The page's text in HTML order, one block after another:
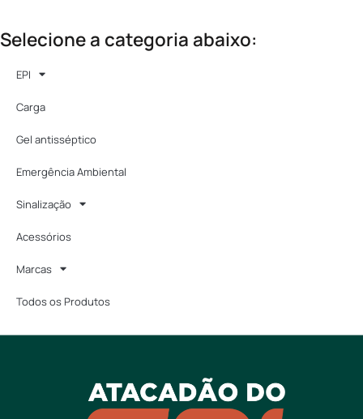
Selecione a categoria abaixo:
EPI
Carga
Gel antisséptico
Emergência Ambiental
Sinalização
Acessórios
Marcas
Todos os Produtos